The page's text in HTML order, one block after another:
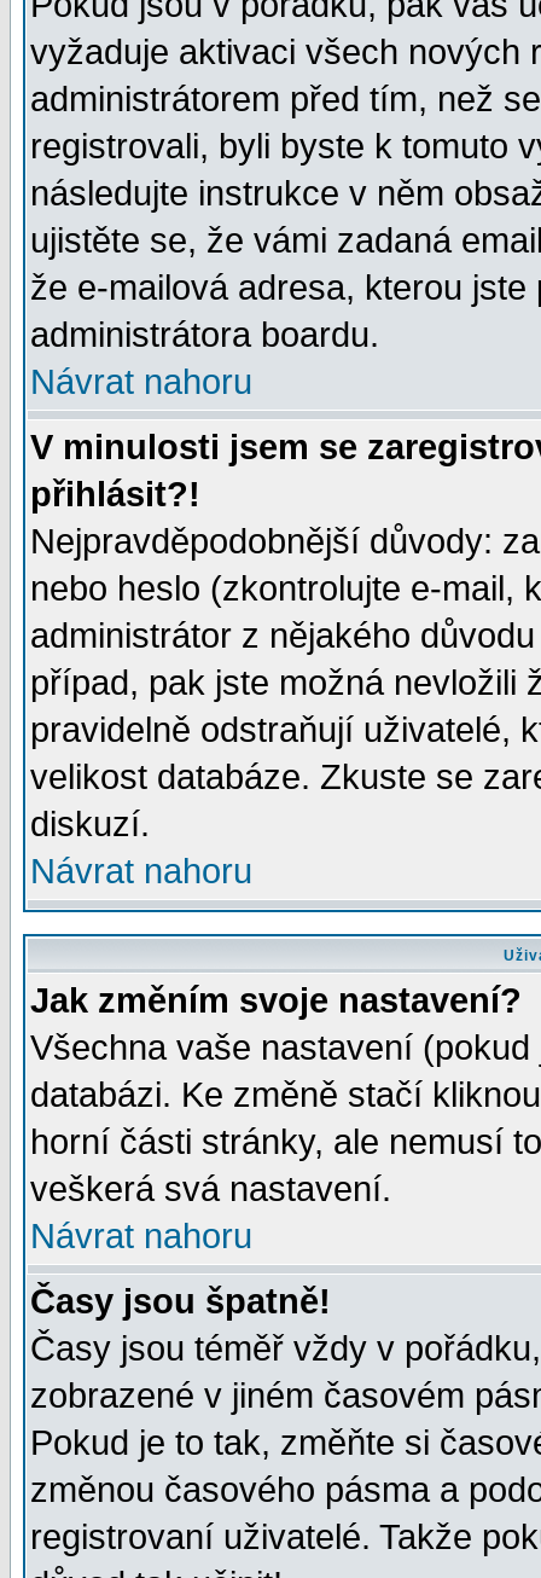
vyžaduje aktivaci všech nových
administrátorem před tím, než
registrovali, byli byste k tomuto
následujte instrukce v něm
ujistěte se, že vámi zadaná
že e-mailová adresa, kterou
administrátora boardu.
Návrat nahoru
V minulosti jsem se
přihlásit?!
Nejpravděpodobnější důvody:
nebo heslo (zkontrolujte e-mail,
administrátor z nějakého
případ, pak jste možná nevložili
pravidelně odstraňují uživatelé,
velikost databáze. Zkuste se
diskuzí.
Návrat nahoru
Jak změním svoje nastavení?
Všechna vaše nastavení
databázi. Ke změně stačí
horní části stránky, ale nemusí
veškerá svá nastavení.
Návrat nahoru
Časy jsou špatně!
Časy jsou téměř vždy v
zobrazené v jiném časovém
Pokud je to tak, změňte si
změnou časového pásma a
registrovaní uživatelé. Takže